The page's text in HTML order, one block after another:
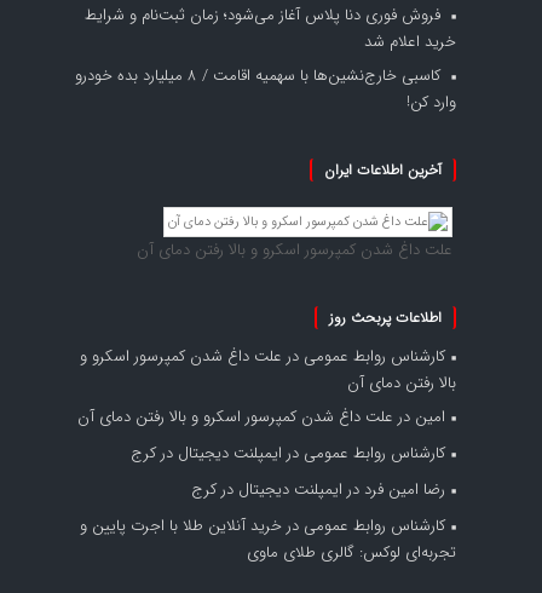
فروش فوری دنا پلاس آغاز می‌شود؛ زمان ثبت‌نام و شرایط
خرید اعلام شد
کاسبی خارج‌نشین‌ها با سهمیه اقامت / ۸ میلیارد بده خودرو
وارد کن!
آخرین اطلاعات ایران
علت داغ شدن کمپرسور اسکرو و بالا رفتن دمای آن
اطلاعات پربحث روز
کارشناس روابط عمومی در علت داغ شدن کمپرسور اسکرو و
بالا رفتن دمای آن
امین در علت داغ شدن کمپرسور اسکرو و بالا رفتن دمای آن
کارشناس روابط عمومی در ایمپلنت دیجیتال در کرج
رضا امین فرد در ایمپلنت دیجیتال در کرج
کارشناس روابط عمومی در خرید آنلاین طلا با اجرت پایین و
تجربه‌ای لوکس: گالری طلای ماوی